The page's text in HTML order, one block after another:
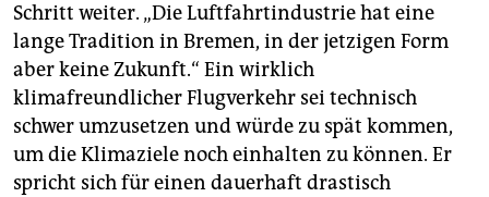
Schritt weiter. „Die Luftfahrtindustrie hat eine
lange Tradition in Bremen, in der jetzigen Form
aber keine Zukunft.“ Ein wirklich
klimafreundlicher Flugverkehr sei technisch
schwer umzusetzen und würde zu spät kommen,
um die Klimaziele noch einhalten zu können. Er
spricht sich für einen dauerhaft drastisch